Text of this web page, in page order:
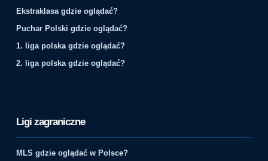
Ekstraklasa gdzie oglądać?
Puchar Polski gdzie oglądać?
1. liga polska gdzie oglądać?
2. liga polska gdzie oglądać?
Ligi zagraniczne
MLS gdzie oglądać w Polsce?